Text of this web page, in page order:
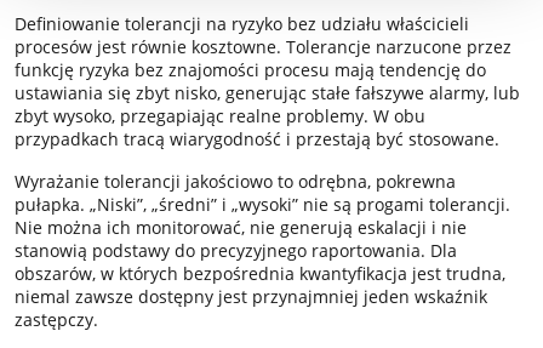
Definiowanie tolerancji na ryzyko bez udziału właścicieli
procesów jest równie kosztowne. Tolerancje narzucone przez
funkcję ryzyka bez znajomości procesu mają tendencję do
ustawiania się zbyt nisko, generując stałe fałszywe alarmy, lub
zbyt wysoko, przegapiając realne problemy. W obu
przypadkach tracą wiarygodność i przestają być stosowane.
Wyrażanie tolerancji jakościowo to odrębna, pokrewna
pułapka. „Niski”, „średni” i „wysoki” nie są progami tolerancji.
Nie można ich monitorować, nie generują eskalacji i nie
stanowią podstawy do precyzyjnego raportowania. Dla
obszarów, w których bezpośrednia kwantyfikacja jest trudna,
niemal zawsze dostępny jest przynajmniej jeden wskaźnik
zastępczy.